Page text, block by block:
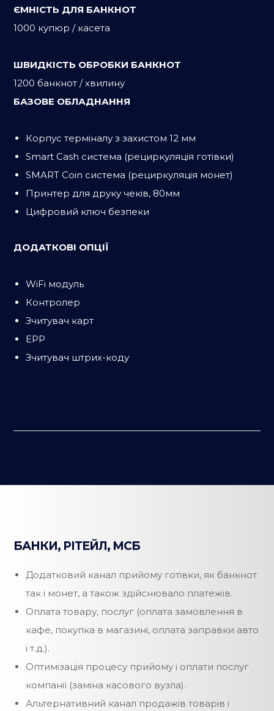
ЄМНІСТЬ ДЛЯ БАНКНОТ
1000 купюр / касета
ШВИДКІСТЬ ОБРОБКИ БАНКНОТ
1200 банкнот / хвилину
БАЗОВЕ ОБЛАДНАННЯ
Корпус терміналу з захистом 12 мм
Smart Cash система (рециркуляція готівки)
SMART Coin система (рециркуляція монет)
Принтер для друку чеків, 80мм
Цифровий ключ безпеки
ДОДАТКОВІ ОПЦІЇ
WiFi модуль
Контролер
Зчитувач карт
EPP
Зчитувач штрих-коду
БАНКИ, РІТЕЙЛ, МСБ
Додатковий канал прийому готівки, як банкнот
так і монет, а також здійснювало платежів.
Оплата товару, послуг (оплата замовлення в
кафе, покупка в магазині, оплата заправки авто
і т.д.).
Оптимізація процесу прийому і оплати послуг
компанії (заміна касового вузла).
Альтернативний канал продажів товарів і